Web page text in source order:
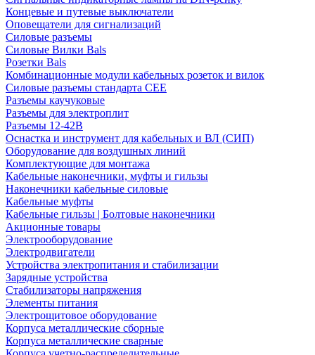
Концевые и путевые выключатели
Оповещатели для сигнализаций
Силовые разъемы
Силовые Вилки Bals
Розетки Bals
Комбинационные модули кабельных розеток и вилок
Силовые разъемы стандарта CEE
Разъемы каучуковые
Разъемы для электроплит
Разъемы 12-42В
Оснастка и инструмент для кабельных и ВЛ (СИП)
Оборудование для воздушных линий
Комплектующие для монтажа
Кабельные наконечники, муфты и гильзы
Наконечники кабельные силовые
Кабельные муфты
Кабельные гильзы | Болтовые наконечники
Акционные товары
Электрооборудование
Электродвигатели
Устройства электропитания и стабилизации
Зарядные устройства
Стабилизаторы напряжения
Элементы питания
Электрощитовое оборудование
Корпуса металлические сборные
Корпуса металлические сварные